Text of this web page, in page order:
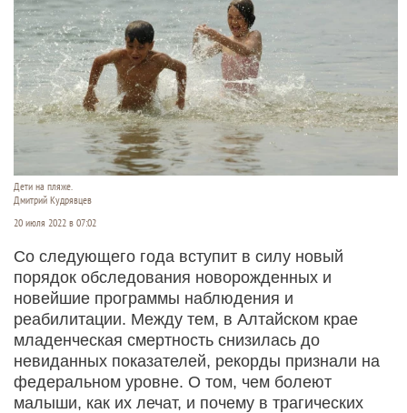
Дети на пляже.
Дмитрий Кудрявцев
20 июля 2022 в 07:02
Со следующего года вступит в силу новый
порядок обследования новорожденных и
новейшие программы наблюдения и
реабилитации. Между тем, в Алтайском крае
младенческая смертность снизилась до
невиданных показателей, рекорды признали на
федеральном уровне. О том, чем болеют
малыши, как их лечат, и почему в трагических